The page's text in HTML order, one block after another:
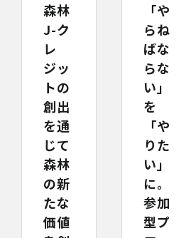
森林
J-ク
レ
ジッ
トの
創出
を通
じて
森林
の新
たな
価値
「や
らね
ばな
らな
い」
を
「や
りた
い」
に。
参加
型プ